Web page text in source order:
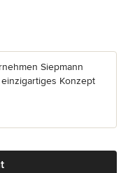
5 Sternen
Siepmann
Konzept